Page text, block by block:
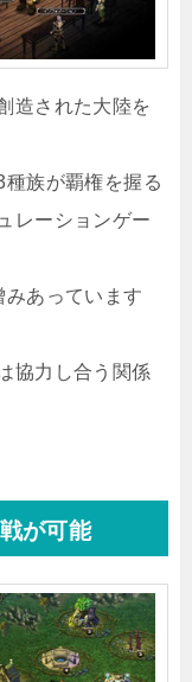
造された大陸を
族が覇権を握る
レーションゲー
あっています
協力し合う関係
が可能